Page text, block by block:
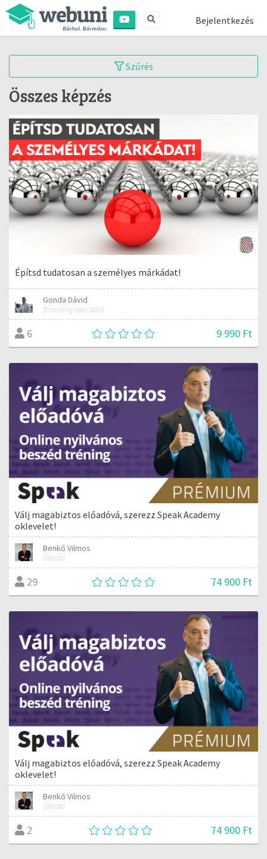
Bejelentkezés
Szűrés
Összes képzés
Építsd tudatosan a személyes márkádat!
Gonda Dávid
Branding specialist
6 9 990 Ft
Válj magabiztos előadóvá, szerezz Speak Academy
oklevelet!
Benkő Vilmos
Oktató
29 74 900 Ft
Válj magabiztos előadóvá, szerezz Speak Academy
oklevelet!
Benkő Vilmos
Oktató
2 74 900 Ft